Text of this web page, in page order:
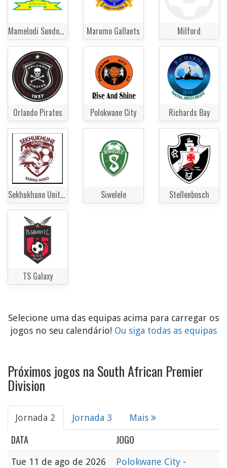
Mamelodi Sundowns Marumo Gallants Milford
Orlando Pirates Polokwane City Richards Bay
Sekhukhune United Siwelele Stellenbosch
TS Galaxy
Selecione uma das equipas acima para carregar os
jogos no seu calendário! Ou siga todas as equipas
Próximos jogos na South African Premier
Division
Jornada 2 Jornada 3 Mais
DATA JOGO
Tue 11 de ago de 2026
Polokwane City -